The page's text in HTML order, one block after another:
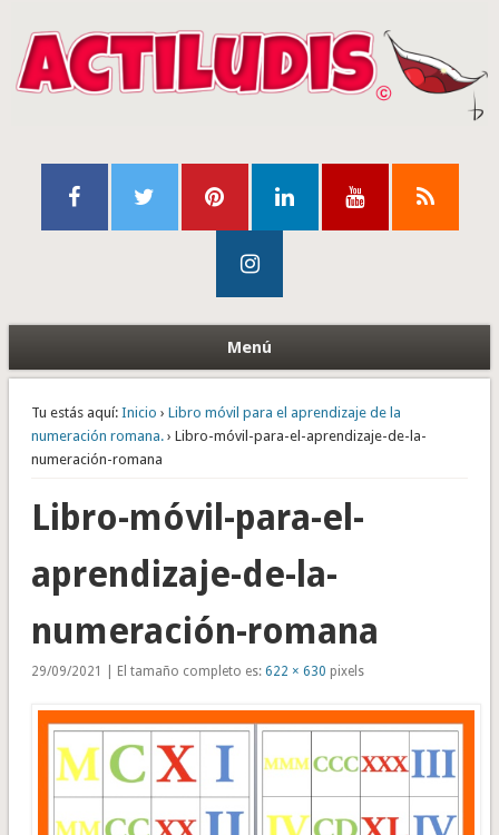
Menú
Tu estás aquí: Inicio › Libro móvil para el aprendizaje de la
numeración romana.› Libro-móvil-para-el-aprendizaje-de-la-
numeración-romana
Libro-móvil-para-el-
aprendizaje-de-la-
numeración-romana
29/09/2021 | El tamaño completo es: 622 × 630 pixels